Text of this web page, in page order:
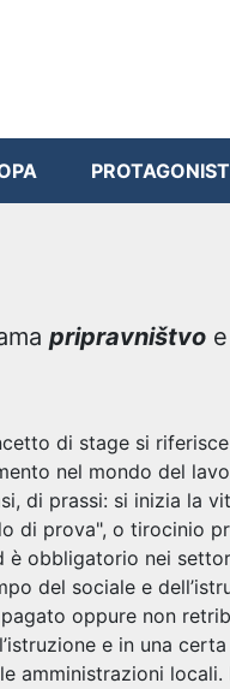
pripravništvo
di stage si
nel mondo del
di prassi: si inizia la
di prova", o tirocinio
è obbligatorio nei
del sociale e
oppure non
e in una
amministrazioni